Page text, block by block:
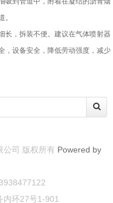
。
，拆装不便。建议在气体喷射器
，设备安全，降低劳动强度，减少
公司 版权所有 Powered by
内环27号1-901